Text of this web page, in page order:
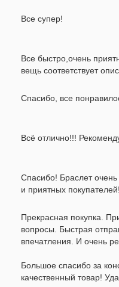
Все супер!
Все быстро,очень
вещь соответствует
Спасибо, все
Всё отлично!!!
Спасибо! Браслет
и приятных покупателей!
Прекрасная покупка.
вопросы. Быстрая
впечатления. И очень
Большое спасибо за
качественный товар!